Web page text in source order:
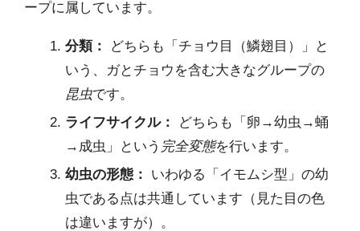
ープに属しています。
分類：
どちらも「チョウ目（鱗翅目）」と
いう、ガとチョウを含む大きなグループの
昆虫です。
ライフサイクル：
どちらも「卵→幼虫→蛹
→成虫」という 完全変態を行います。
幼虫の形態：
いわゆる「イモムシ型」の幼
虫である点は共通しています（見た目の色
は違いますが）。